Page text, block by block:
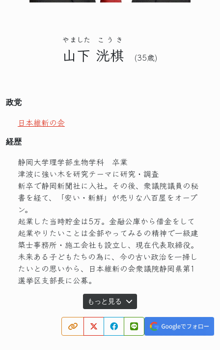
山下
やました
洸棋
こうき
(35歳)
政党
日本維新の会
経歴
静岡大学理学部生物学科 卒業
津波に強い木を研究テーマに研究・調査
新卒で静岡新聞社に入社。その後、衆議院議員の秘
書を経て、「安い・新鮮」が売りな八百屋をオープ
ン。
起業した当時貯金は5万。金融公庫から借金をして
起業やりたいことは全部やってみるの精神で一級建
築士事務所・施工会社も設立し、現在代表取締役。
未来ある子どもたちの為に、今の古い政治を一掃し
たいとの思いから、日本維新の会衆議院静岡県第1
選挙区支部長に公募。
もっと見る